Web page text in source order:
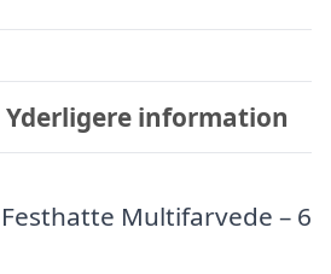
Yderligere information
Multifarvede – 6